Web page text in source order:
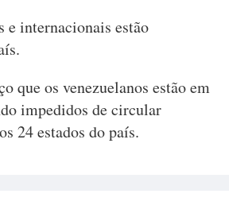
e internacionais estão
que os venezuelanos estão em
impedidos de circular
24 estados do país.